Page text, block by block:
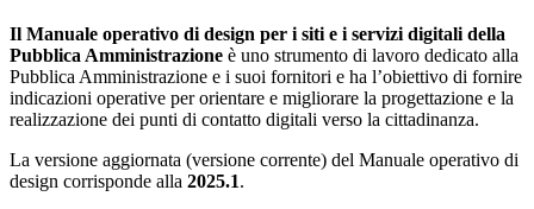
Il Manuale operativo di design per i siti e i servizi digitali della
Pubblica Amministrazione è uno strumento di lavoro dedicato alla
Pubblica Amministrazione e i suoi fornitori e ha l’obiettivo di fornire
indicazioni operative per orientare e migliorare la progettazione e la
realizzazione dei punti di contatto digitali verso la cittadinanza.
La versione aggiornata (versione corrente) del Manuale operativo di
design corrisponde alla 2025.1.